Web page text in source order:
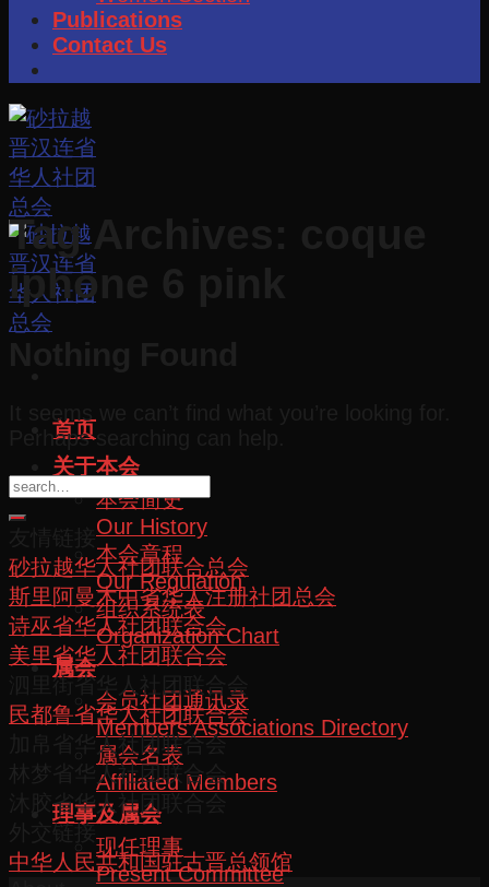
Publications
Contact Us
首页
关于本会
本会简史
Our History
本会章程
Our Regulation
组织系统表
Organization Chart
属会
会员社团通讯录
Members Associations Directory
属会名表
Affiliated Members
理事及属会
现任理事
Present Committee
Tag Archives:
iphone 6 pink
It seems we can’t find what you’re looking for.
Perhaps searching can help.
砂拉越华人社团联合总会
斯里阿曼木中省华人注册社团总会
诗巫省华人社团联合会
美里省华人社团联合会
泗里街省华人社团联合会
民都鲁省华人社团联合会
加帛省华人社团联合会
林梦省华人社团联合会
沐胶省华人社团联合会
外交链接
中华人民共和国驻古晋总领馆